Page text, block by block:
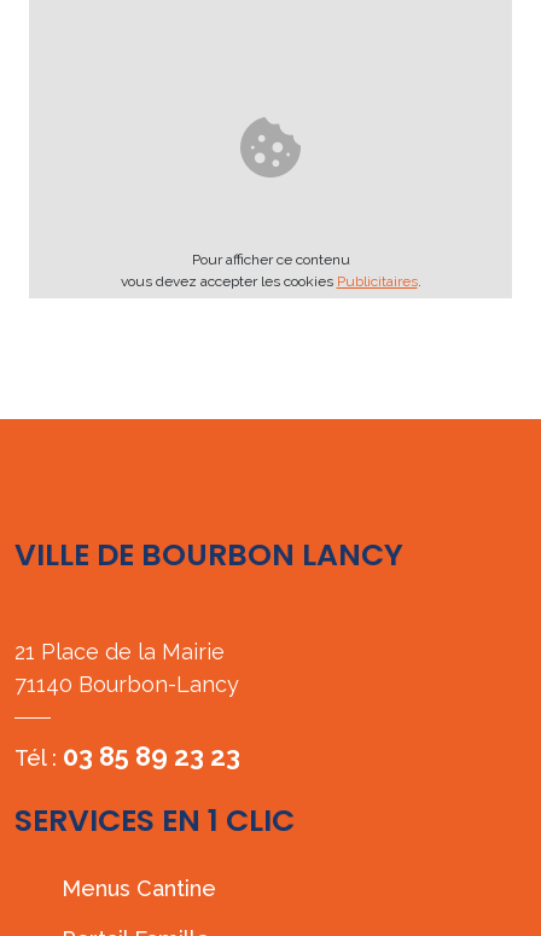
Pour afficher ce contenu
vous devez accepter les cookies Publicitaires.
VILLE DE BOURBON LANCY
21 Place de la Mairie
71140 Bourbon-Lancy
Tél : 03 85 89 23 23
SERVICES EN 1 CLIC
Menus Cantine